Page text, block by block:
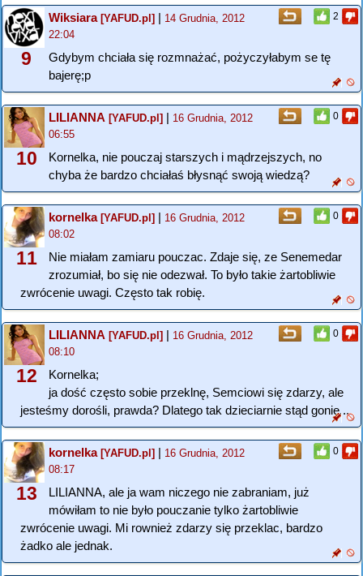
2
9
Wiksiara[YAFUD.pl] | 14 Grudnia, 2012
22:04
Gdybym chciała się rozmnażać, pożyczyłabym se tę
bajerę;p
0
10
LILIANNA [YAFUD.pl] | 16 Grudnia, 2012
06:55
Kornelka, nie pouczaj starszych i mądrzejszych, no
chyba że bardzo chciałaś błysnąć swoją wiedzą?
0
11
kornelka[YAFUD.pl] | 16 Grudnia, 2012
08:02
Nie miałam zamiaru pouczac. Zdaje się, ze Senemedar
zrozumiał, bo się nie odezwał. To było takie żartobliwie
zwrócenie uwagi. Często tak robię.
0
12
LILIANNA [YAFUD.pl] | 16 Grudnia, 2012
08:10
Kornelka;
ja dość często sobie przeklnę, Semciowi się zdarzy, ale
jesteśmy dorośli, prawda? Dlatego tak dzieciarnie stąd gonię...
0
13
kornelka[YAFUD.pl] | 16 Grudnia, 2012
08:17
LILIANNA, ale ja wam niczego nie zabraniam, już
mówiłam to nie było pouczanie tylko żartobliwie
zwrócenie uwagi. Mi rownież zdarzy się przeklac, bardzo
żadko ale jednak.